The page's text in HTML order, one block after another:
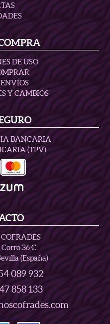
DE USO
ENVÍOS
Y CAMBIOS
BANCARIA
(TPV)
Corro 36 C
(España)
089 932
858 133